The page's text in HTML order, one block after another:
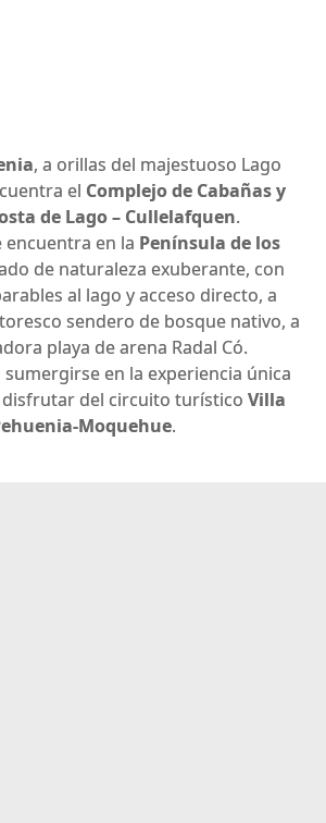
, a orillas del majestuoso Lago
el Complejo de Cabañas y
de Lago – Cullelafquen.
encuentra en la Península de los
de naturaleza exuberante, con
al lago y acceso directo, a
sendero de bosque nativo, a
playa de arena Radal Có.
sumergirse en la experiencia única
del circuito turístico Villa
Moquehue.